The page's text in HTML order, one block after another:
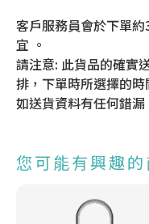
客戶服務員會於下單
宜 。
請注意: 此貨品的確實
排，下單時所選擇的
如送貨資料有任何錯
您可能有興趣